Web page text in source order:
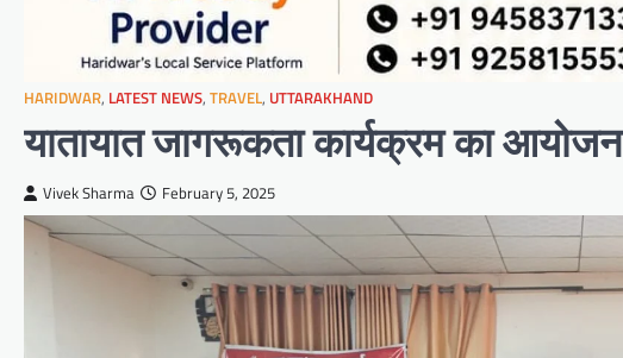
HARIDWAR, LATEST NEWS, TRAVEL, UTTARAKHAND
यातायात जागरूकता कार्यक्रम का आयोजन
Vivek Sharma February 5, 2025